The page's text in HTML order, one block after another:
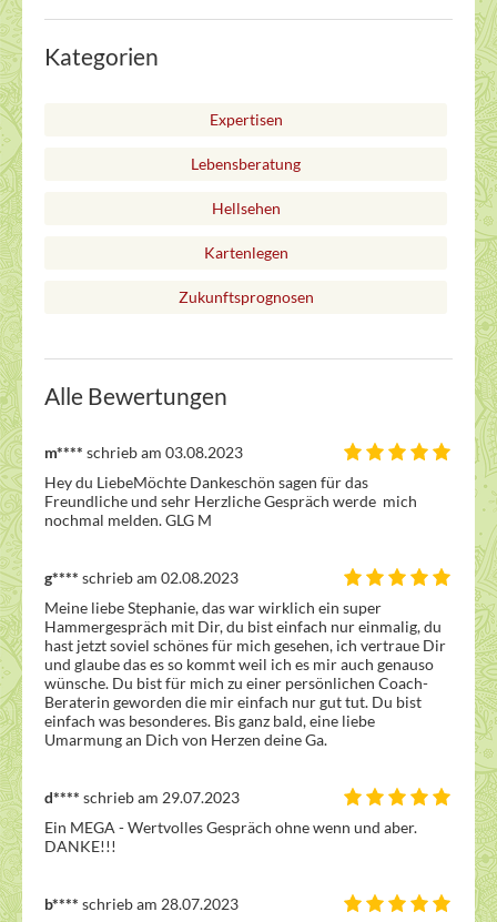
Kategorien
Expertisen
Lebensberatung
Hellsehen
Kartenlegen
Zukunftsprognosen
Alle Bewertungen
m**** schrieb am 03.08.2023
Hey du LiebeMöchte Dankeschön sagen für das
Freundliche und sehr Herzliche Gespräch werde  mich
nochmal melden. GLG M
g**** schrieb am 02.08.2023
Meine liebe Stephanie, das war wirklich ein super
Hammergespräch mit Dir, du bist einfach nur einmalig, du
hast jetzt soviel schönes für mich gesehen, ich vertraue Dir
und glaube das es so kommt weil ich es mir auch genauso
wünsche. Du bist für mich zu einer persönlichen Coach-
Beraterin geworden die mir einfach nur gut tut. Du bist
einfach was besonderes. Bis ganz bald, eine liebe
Umarmung an Dich von Herzen deine Ga.
d**** schrieb am 29.07.2023
Ein MEGA - Wertvolles Gespräch ohne wenn und aber.
DANKE!!!
b**** schrieb am 28.07.2023